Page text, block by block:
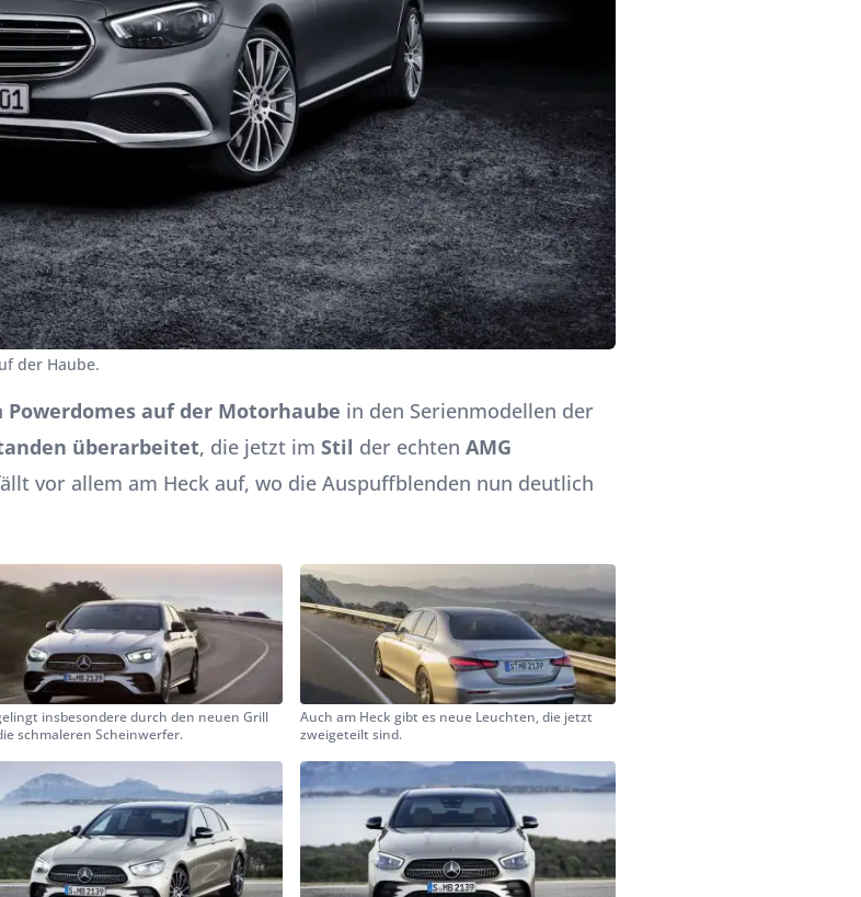
der Haube.
Powerdomes auf der Motorhaube in den Serienmodellen der
überarbeitet, die jetzt im Stil der echten AMG
vor allem am Heck auf, wo die Auspuffblenden nun deutlich
insbesondere durch den neuen Grill
schmaleren Scheinwerfer.
Auch am Heck gibt es neue Leuchten, die jetzt
zweigeteilt sind.